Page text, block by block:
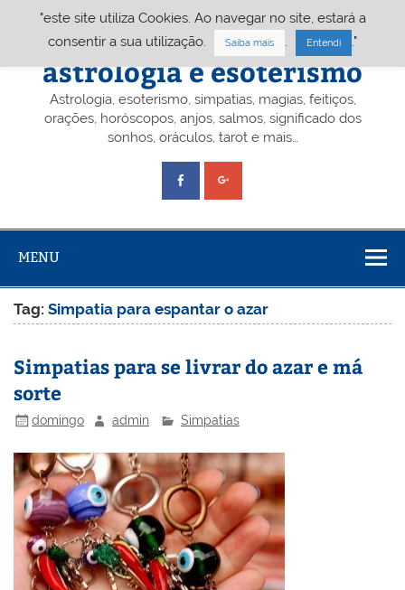
Portal A&E – Portal
astrologia e esoterismo
Astrologia, esoterismo, simpatias, magias, feitiços,
orações, horóscopos, anjos, salmos, significado dos
sonhos, oráculos, tarot e mais…
MENU
Tag:Simpatia para espantar o azar
Simpatias para se livrar do azar e má
sorte
domingo admin Simpatias
"este site utiliza Cookies. Ao navegar no site, estará a
consentir a sua utilização.
Saiba mais Entendi ."